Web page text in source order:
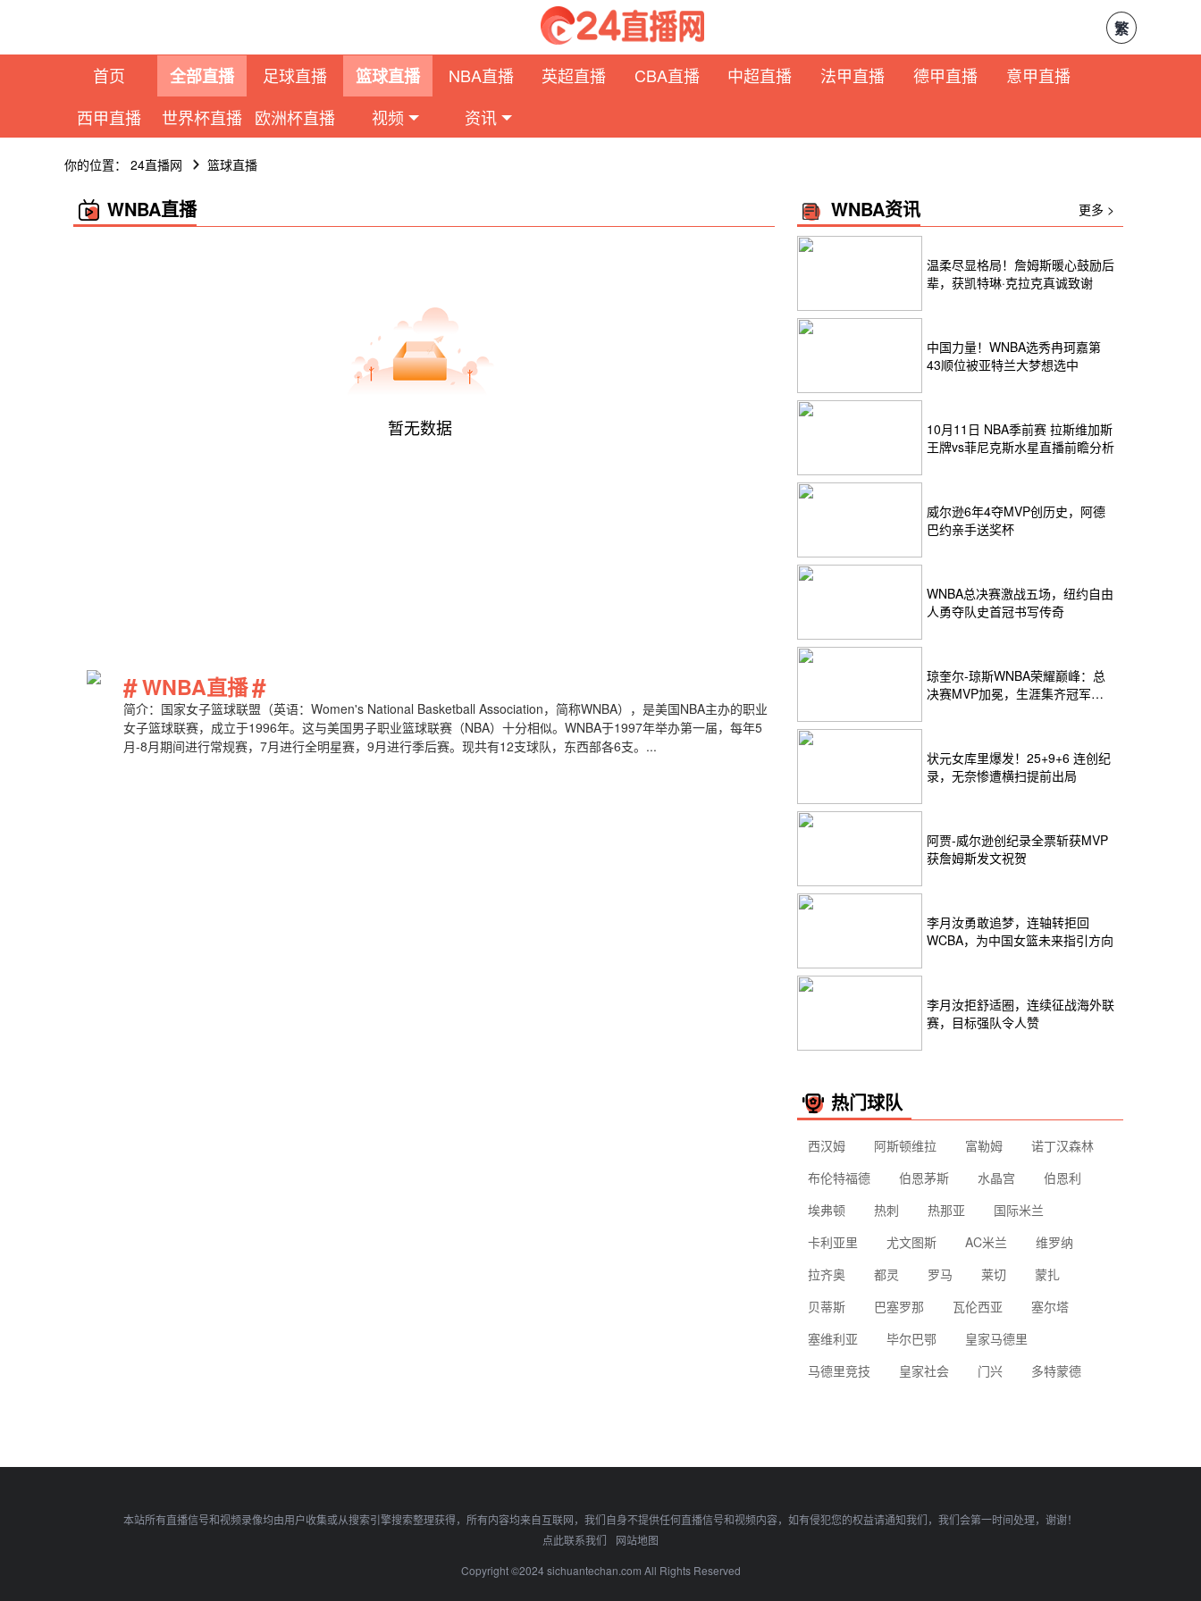
繁
首页 全部直播 足球直播 篮球直播 NBA直播 英超直播 CBA直播 中超直播 法甲直播 德甲直播
意甲直播
西甲直播
世界杯直播 欧洲杯直播 视频 资讯
你的位置： 24直播网 篮球直播
WNBA直播
暂无数据
#WNBA直播#
简介：国家女子篮球联盟（英语：Women's National Basketball Association，简称WNBA），是美国NBA主办的职业
女子篮球联赛，成立于1996年。这与美国男子职业篮球联赛（NBA）十分相似。WNBA于1997年举办第一届，每年5
月-8月期间进行常规赛，7月进行全明星赛，9月进行季后赛。现共有12支球队，东西部各6支。...
WNBA资讯 更多 >
温柔尽显格局！詹姆斯暖心鼓励后
辈，获凯特琳·克拉克真诚致谢
中国力量！WNBA选秀冉珂嘉第
43顺位被亚特兰大梦想选中
10月11日 NBA季前赛 拉斯维加斯
王牌vs菲尼克斯水星直播前瞻分析
威尔逊6年4夺MVP创历史，阿德
巴约亲手送奖杯
WNBA总决赛激战五场，纽约自由
人勇夺队史首冠书写传奇
琼奎尔-琼斯WNBA荣耀巅峰：总
决赛MVP加冕，生涯集齐冠军
状元女库里爆发！25+9+6 连创纪
录，无奈惨遭横扫提前出局
阿贾-威尔逊创纪录全票斩获MVP
获詹姆斯发文祝贺
李月汝勇敢追梦，连轴转拒回
WCBA，为中国女篮未来指引方向
李月汝拒舒适圈，连续征战海外联
赛，目标强队令人赞
热门球队
西汉姆 阿斯顿维拉 富勒姆
诺丁汉森林
布伦特福德
伯恩茅斯 水晶宫
伯恩利
埃弗顿
热刺 热那亚
国际米兰
卡利亚里
尤文图斯 AC米兰
维罗纳
拉齐奥
都灵 罗马 莱切
蒙扎
贝蒂斯
巴塞罗那 瓦伦西亚
塞尔塔
塞维利亚
毕尔巴鄂
皇家马德里
马德里竞技
皇家社会 门兴 多特蒙德
本站所有直播信号和视频录像均由用户收集或从搜索引擎搜索整理获得，所有内容均来自互联网，我们自身不提供任何直播信号和视频内容，如有侵犯您的权益请通知我们，我们会第一时间处理，谢谢！
点此联系我们
网站地图
Copyright ©2024 sichuantechan.com All Rights Reserved